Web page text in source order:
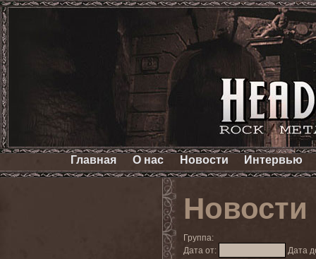
Главная О нас Новости Интервью
Новости
Группа:
Дата от:
Дата